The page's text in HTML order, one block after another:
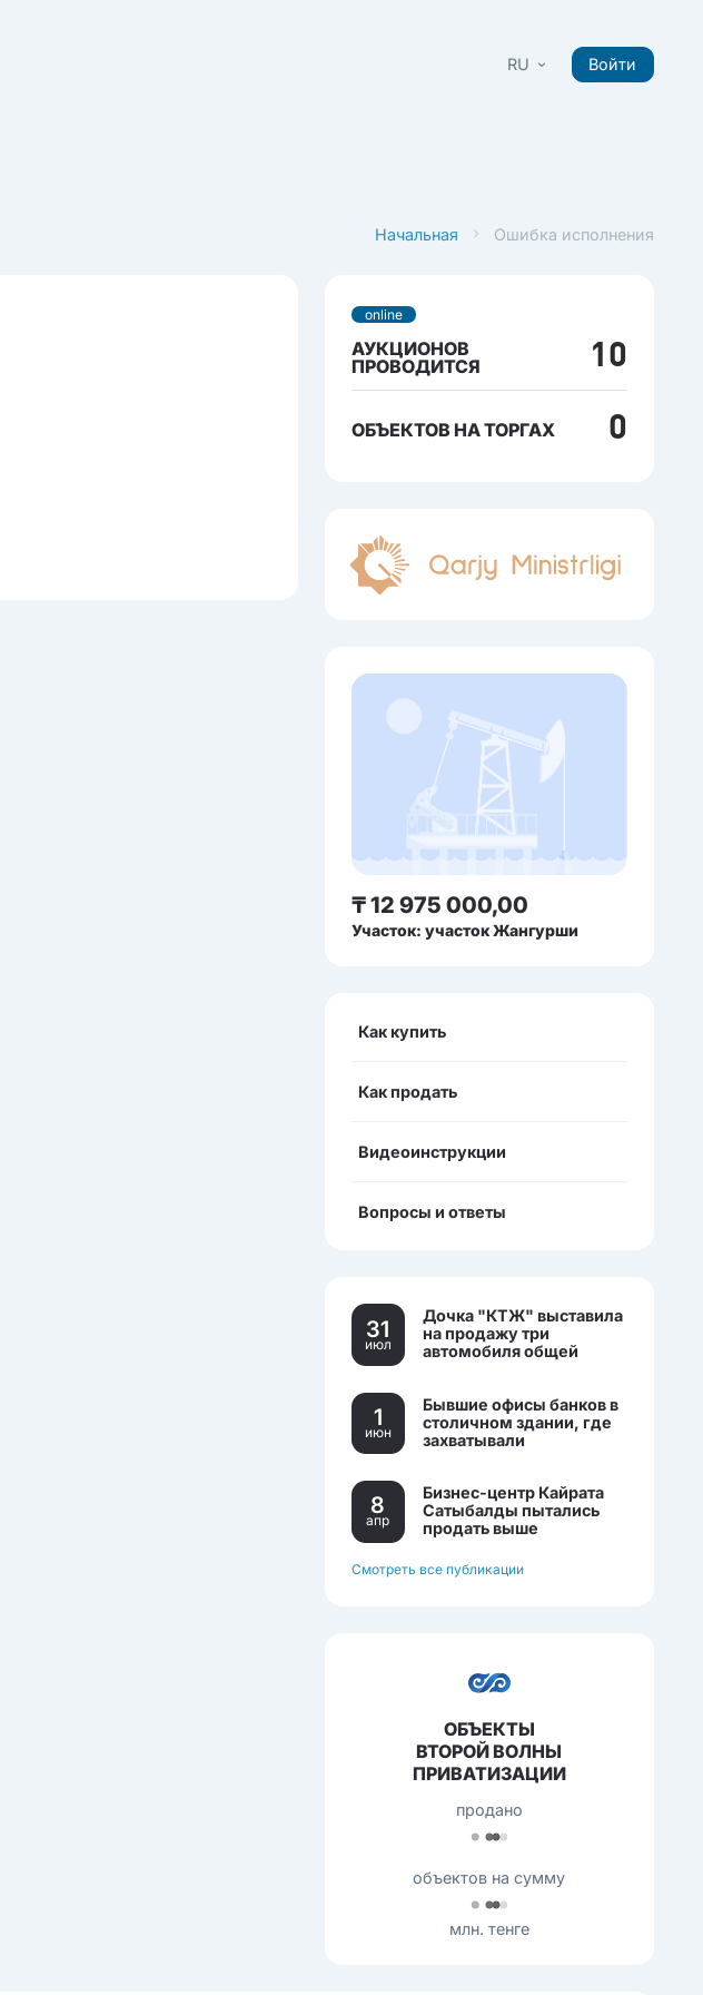
RU Войти
Начальная Ошибка исполнения
online
АУКЦИОНОВ
ПРОВОДИТСЯ
10
ОБЪЕКТОВ НА ТОРГАХ 0
₸ 12 975 000,00
Участок: участок Жангурши
Как купить
Как продать
Видеоинструкции
Вопросы и ответы
31
июл
Дочка "КТЖ" выставила
на продажу три
автомобиля общей
1
июн
Бывшие офисы банков в
столичном здании, где
захватывали
8
апр
Бизнес-центр Кайрата
Сатыбалды пытались
продать выше
Смотреть все публикации
ОБЪЕКТЫ
ВТОРОЙ ВОЛНЫ
ПРИВАТИЗАЦИИ
продано
объектов на сумму
млн. тенге